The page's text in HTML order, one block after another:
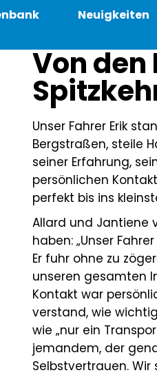
Neuigkeiten
Von den
Unser Fahrer Erik
Bergstraßen, steile
seiner Erfahrung,
persönlichen
perfekt bis ins
Allard und Jantiene
haben: „Unser
Er fuhr ohne zu
unseren gesamten
Kontakt war
verstand, wie
wie „nur ein
jemandem, der
Selbstvertrauen.